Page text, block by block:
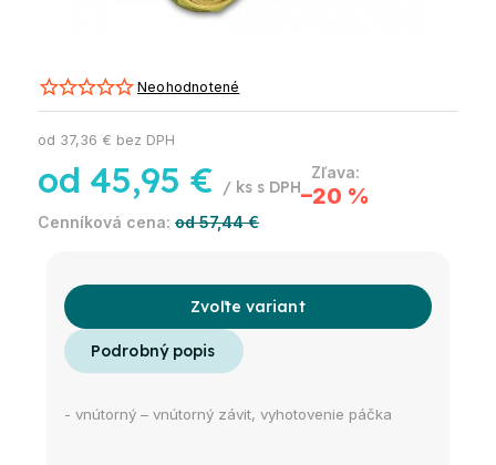
Neohodnotené
od 57,44 €
–20 %
od 45,95 € / ks
od 37,36 € bez DPH
Zvoľte variant
- vnútorný – vnútorný závit, vyhotovenie páčka